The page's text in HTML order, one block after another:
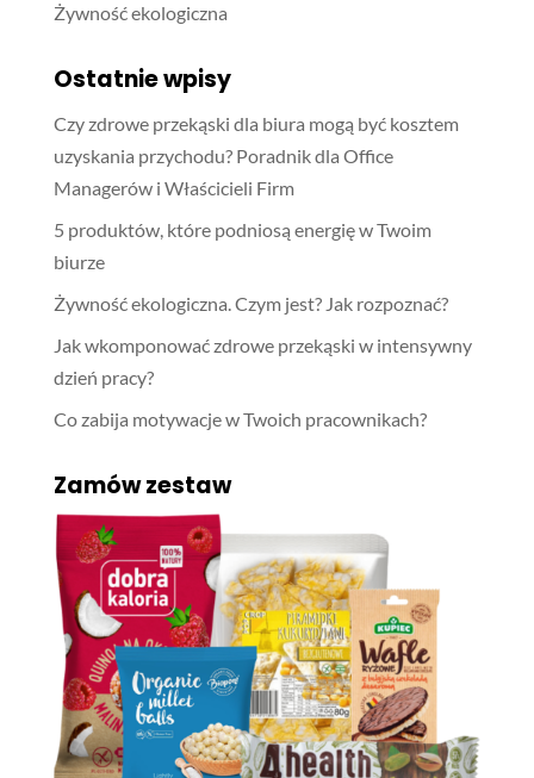
Żywność ekologiczna
Ostatnie wpisy
Czy zdrowe przekąski dla biura mogą być kosztem
uzyskania przychodu? Poradnik dla Office
Managerów i Właścicieli Firm
5 produktów, które podniosą energię w Twoim
biurze
Żywność ekologiczna. Czym jest? Jak rozpoznać?
Jak wkomponować zdrowe przekąski w intensywny
dzień pracy?
Co zabija motywacje w Twoich pracownikach?
Zamów zestaw